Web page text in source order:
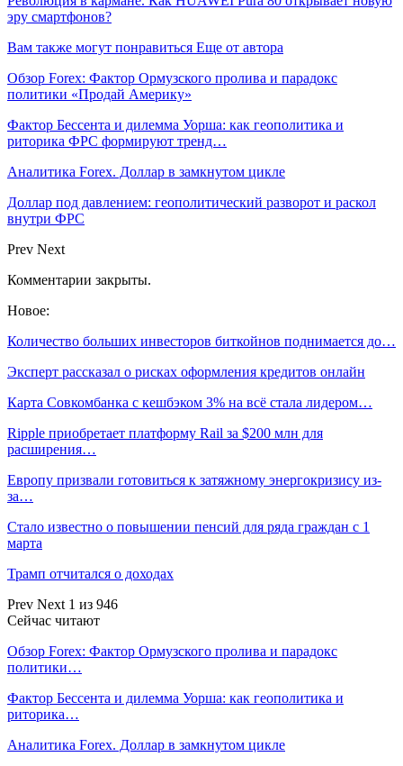
эру смартфонов?
Вам также могут понравиться Еще от автора
Обзор Forex: Фактор Ормузского пролива и парадокс
политики «Продай Америку»
Фактор Бессента и дилемма Уорша: как геополитика и
риторика ФРС формируют тренд…
Аналитика Forex. Доллар в замкнутом цикле
Доллар под давлением: геополитический разворот и раскол
внутри ФРС
Prev Next
Комментарии закрыты.
Новое:
Количество больших инвесторов биткойнов поднимается до…
Эксперт рассказал о рисках оформления кредитов онлайн
Карта Совкомбанка с кешбэком 3% на всё стала лидером…
Ripple приобретает платформу Rail за $200 млн для
расширения…
Европу призвали готовиться к затяжному энергокризису из-
за…
Стало известно о повышении пенсий для ряда граждан с 1
марта
Трамп отчитался о доходах
Prev Next 1 из 946
Сейчас читают
Обзор Forex: Фактор Ормузского пролива и парадокс
политики…
Фактор Бессента и дилемма Уорша: как геополитика и
риторика…
Аналитика Forex. Доллар в замкнутом цикле